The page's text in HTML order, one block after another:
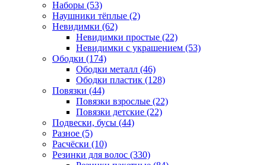
Наборы (53)
Наушники тёплые (2)
Невидимки (62)
Невидимки простые (22)
Невидимки с украшением (53)
Ободки (174)
Ободки металл (46)
Ободки пластик (128)
Повязки (44)
Повязки взрослые (22)
Повязки детские (22)
Подвески, бусы (44)
Разное (5)
Расчёски (10)
Резинки для волос (330)